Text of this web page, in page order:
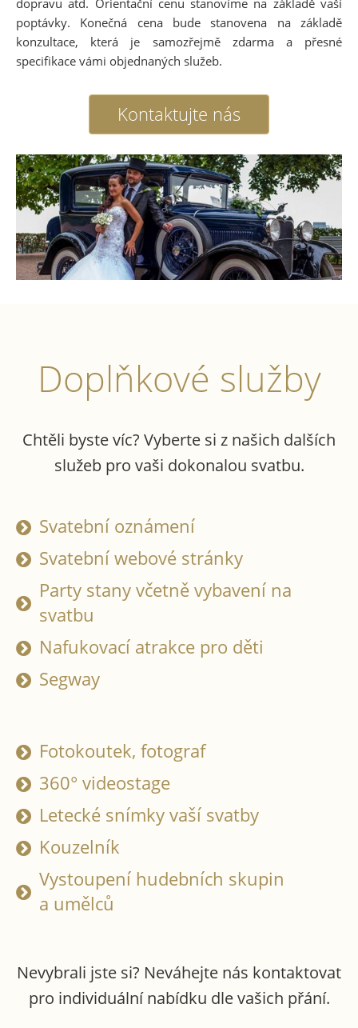
dopravu atd. Orientační cenu stanovíme na základě vaší
poptávky. Konečná cena bude stanovena na základě
konzultace, která je samozřejmě zdarma a přesné
specifikace vámi objednaných služeb.
Kontaktujte nás
Doplňkové služby
Chtěli byste víc? Vyberte si z našich dalších
služeb pro vaši dokonalou svatbu.
Svatební oznámení
Svatební webové stránky
Party stany včetně vybavení na
svatbu
Nafukovací atrakce pro děti
Segway
Fotokoutek, fotograf
360° videostage
Letecké snímky vaší svatby
Kouzelník
Vystoupení hudebních skupin
a umělců
Nevybrali jste si? Neváhejte nás kontaktovat
pro individuální nabídku dle vašich přání.